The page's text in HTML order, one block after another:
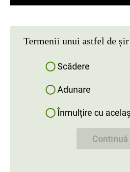
Termenii unui astfel de
Scădere
Adunare
Înmulțire cu
Continuă